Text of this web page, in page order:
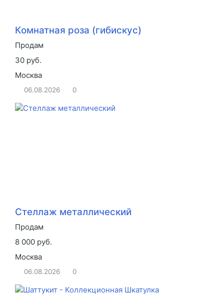
Комнатная роза (гибискус)
Продам
30 руб.
Москва
06.08.2026 0
Стеллаж металлический
Продам
8 000 руб.
Москва
06.08.2026 0